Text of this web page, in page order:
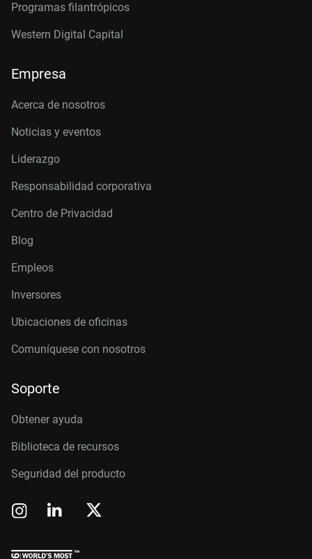
Programas filantrópicos
Western Digital Capital
Empresa
Acerca de nosotros
Noticias y eventos
Liderazgo
Responsabilidad corporativa
Centro de Privacidad
Blog
Empleos
Inversores
Ubicaciones de oficinas
Comuníquese con nosotros
Soporte
Obtener ayuda
Biblioteca de recursos
Seguridad del producto